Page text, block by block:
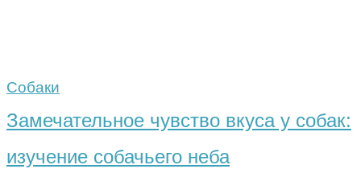
Собаки
Замечательное чувство вкуса у собак:
изучение собачьего неба